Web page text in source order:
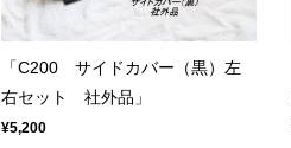
「C200 サイドカバー（黒）左
右セット 社外品」
¥5,200